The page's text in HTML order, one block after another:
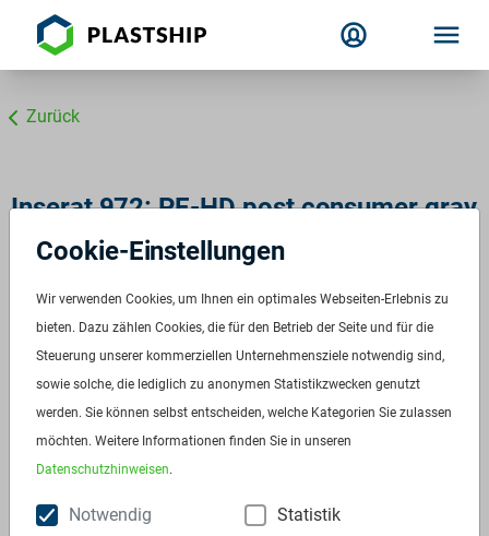
Zurück
Inserat 972: PE-HD post consumer gray
Cookie-Einstellungen
Wir verwenden Cookies, um Ihnen ein optimales Webseiten-Erlebnis zu
bieten. Dazu zählen Cookies, die für den Betrieb der Seite und für die
Steuerung unserer kommerziellen Unternehmensziele notwendig sind,
sowie solche, die lediglich zu anonymen Statistikzwecken genutzt
werden. Sie können selbst entscheiden, welche Kategorien Sie zulassen
möchten. Weitere Informationen finden Sie in unseren
Datenschutzhinweisen.
Notwendig Statistik